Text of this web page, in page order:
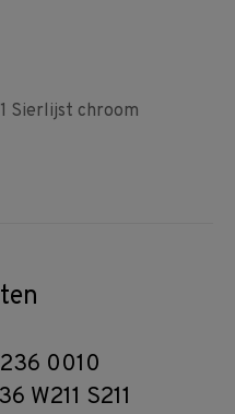
Sierlijst chroom
0010
W211 S211